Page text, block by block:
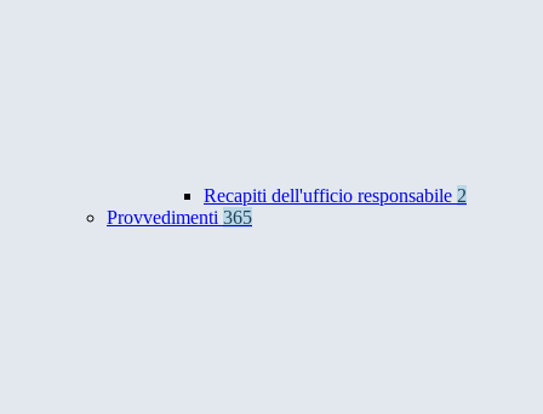
Recapiti dell'ufficio responsabile 2
Provvedimenti 365